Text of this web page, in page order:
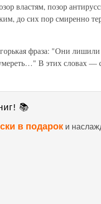
властям, позор
до сих пор смиренно
фраза: "Они
В этих словах —
📚
в подарок и